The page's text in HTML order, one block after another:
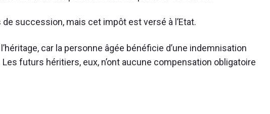
succession, mais cet impôt est versé à l’Etat.
car la personne âgée bénéficie d’une indemnisation
futurs héritiers, eux, n’ont aucune compensation obligatoire